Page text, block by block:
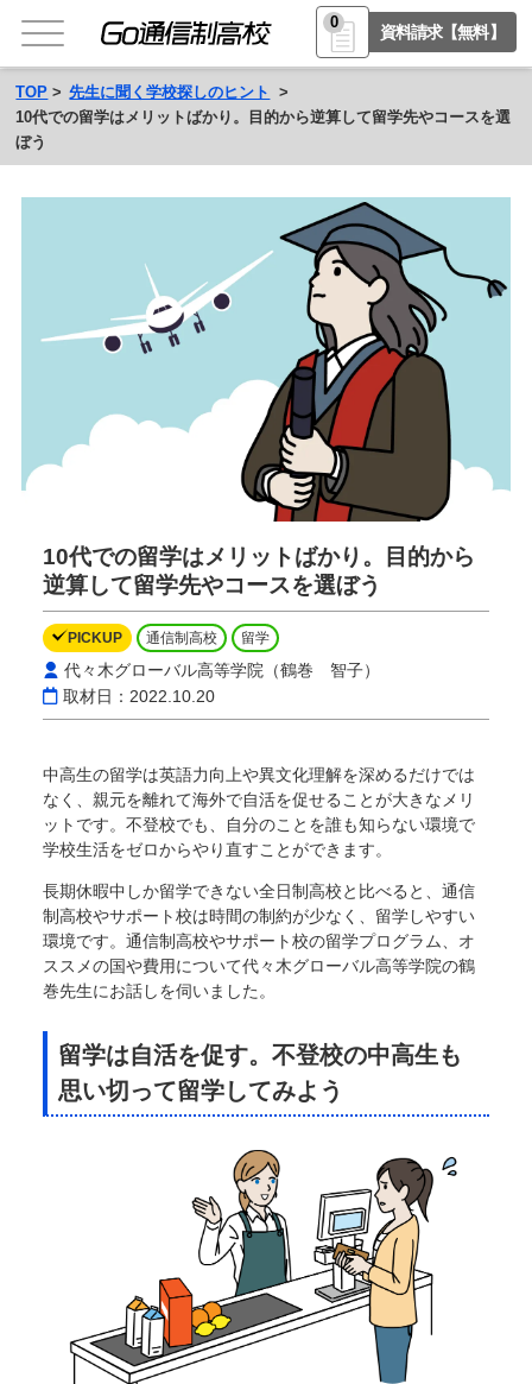
0
資料請求【無料】
TOP
先生に聞く学校探しのヒント
10代での留学はメリットばかり。目的から逆算して留学先やコースを選
ぼう
10代での留学はメリットばかり。目的から
逆算して留学先やコースを選ぼう
PICKUP 通信制高校 留学
代々木グローバル高等学院（鶴巻 智子）
取材日：2022.10.20
中高生の留学は英語力向上や異文化理解を深めるだけでは
なく、親元を離れて海外で自活を促せることが大きなメリ
ットです。不登校でも、自分のことを誰も知らない環境で
学校生活をゼロからやり直すことができます。
長期休暇中しか留学できない全日制高校と比べると、通信
制高校やサポート校は時間の制約が少なく、留学しやすい
環境です。通信制高校やサポート校の留学プログラム、オ
ススメの国や費用について代々木グローバル高等学院の鶴
巻先生にお話しを伺いました。
留学は自活を促す。不登校の中高生も
思い切って留学してみよう